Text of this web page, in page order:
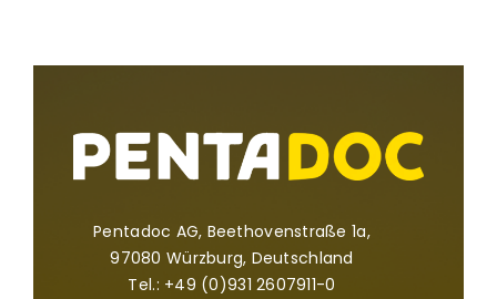
Pentadoc AG, Beethovenstraße 1a,
97080 Würzburg, Deutschland
Tel.: +49 (0)931 2607911-0